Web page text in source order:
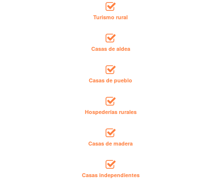
Turismo rural
Casas de aldea
Casas de pueblo
Hospederías rurales
Casas de madera
Casas independientes